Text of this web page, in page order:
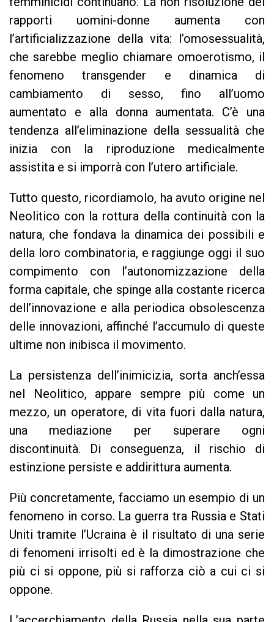
rapporti uomini-donne aumenta con
l’artificializzazione della vita: l’omosessualità,
che sarebbe meglio chiamare omoerotismo, il
fenomeno transgender e dinamica di
cambiamento di sesso, fino all’uomo
aumentato e alla donna aumentata. C’è una
tendenza all’eliminazione della sessualità che
inizia con la riproduzione medicalmente
assistita e si imporrà con l’utero artificiale.
Tutto questo, ricordiamolo, ha avuto origine nel
Neolitico con la rottura della continuità con la
natura, che fondava la dinamica dei possibili e
della loro combinatoria, e raggiunge oggi il suo
compimento con l’autonomizzazione della
forma capitale, che spinge alla costante ricerca
dell’innovazione e alla periodica obsolescenza
delle innovazioni, affinché l’accumulo di queste
ultime non inibisca il movimento.
La persistenza dell’inimicizia, sorta anch’essa
nel Neolitico, appare sempre più come un
mezzo, un operatore, di vita fuori dalla natura,
una mediazione per superare ogni
discontinuità. Di conseguenza, il rischio di
estinzione persiste e addirittura aumenta.
Più concretamente, facciamo un esempio di un
fenomeno in corso. La guerra tra Russia e Stati
Uniti tramite l’Ucraina è il risultato di una serie
di fenomeni irrisolti ed è la dimostrazione che
più ci si oppone, più si rafforza ciò a cui ci si
oppone.